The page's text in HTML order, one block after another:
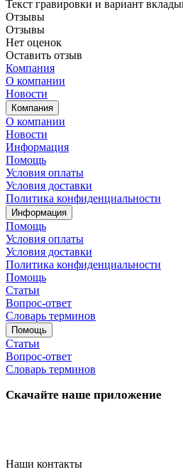
Текст гравировки и вариант
Отзывы
Отзывы
Нет оценок
Оставить отзыв
Компания
О компании
Новости
Компания
О компании
Новости
Информация
Помощь
Условия оплаты
Условия доставки
Политика конфиденциальности
Информация
Помощь
Условия оплаты
Условия доставки
Политика конфиденциальности
Помощь
Статьи
Вопрос-ответ
Словарь терминов
Помощь
Статьи
Вопрос-ответ
Словарь терминов
Скачайте наше приложение
Наши контакты